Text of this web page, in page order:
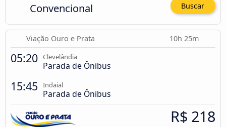
Convencional Buscar
Viação Ouro e Prata 10h 25m
05:20 Clevelândia
Parada de Ônibus
15:45 Indaial
Parada de Ônibus
R$ 218